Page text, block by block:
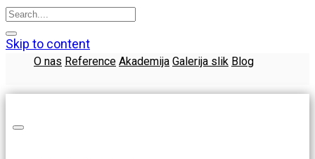
Skip to content
O nas Reference Akademija Galerija slik Blog